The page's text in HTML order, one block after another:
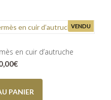
VENDU
en cuir d’autruche
€
PANIER